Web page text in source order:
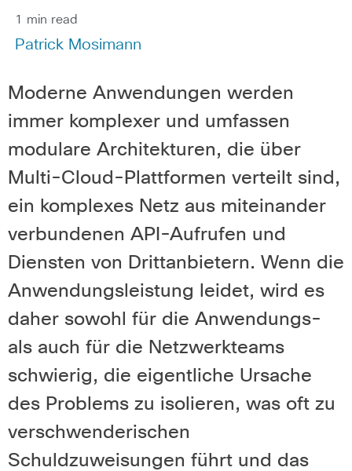
1 min read
Patrick Mosimann
Moderne Anwendungen werden
immer komplexer und umfassen
modulare Architekturen, die über
Multi-Cloud-Plattformen verteilt sind,
ein komplexes Netz aus miteinander
verbundenen API-Aufrufen und
Diensten von Drittanbietern. Wenn die
Anwendungsleistung leidet, wird es
daher sowohl für die Anwendungs-
als auch für die Netzwerkteams
schwierig, die eigentliche Ursache
des Problems zu isolieren, was oft zu
verschwenderischen
Schuldzuweisungen führt und das